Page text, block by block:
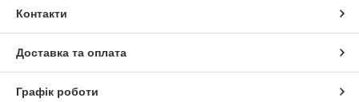
Контакти
Доставка та оплата
Графік роботи